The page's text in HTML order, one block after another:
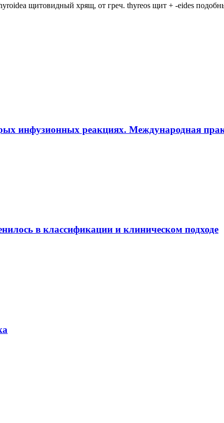
щитовидный хрящ, от греч. thyreos щит + -eides
инфузионных реакциях. Международная
в классификации и клиническом подходе